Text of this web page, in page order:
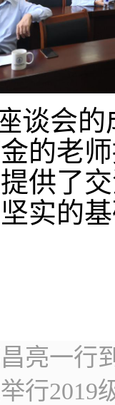
谈会的
的老师
供了
实的
亮一行
行2019